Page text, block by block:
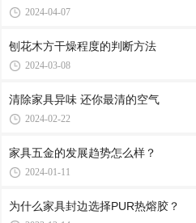
2024-04-07
刨花木方干燥程度的判断方法
2024-03-08
清除家具异味 还你最清的空气
2024-02-22
家具五金的发展趋势怎么样？
2024-01-11
为什么家具封边选择PUR热熔胶？